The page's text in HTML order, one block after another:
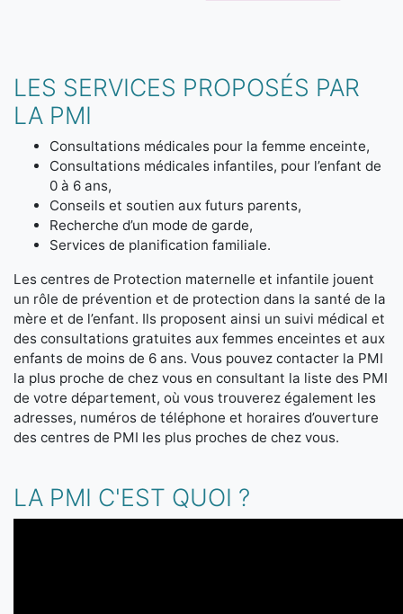
LES SERVICES PROPOSÉS PAR
LA PMI
Consultations médicales pour la femme enceinte,
Consultations médicales infantiles, pour l’enfant de
0 à 6 ans,
Conseils et soutien aux futurs parents,
Recherche d’un mode de garde,
Services de planification familiale.
Les centres de Protection maternelle et infantile jouent
un rôle de prévention et de protection dans la santé de la
mère et de l’enfant. Ils proposent ainsi un suivi médical et
des consultations gratuites aux femmes enceintes et aux
enfants de moins de 6 ans. Vous pouvez contacter la PMI
la plus proche de chez vous en consultant la liste des PMI
de votre département, où vous trouverez également les
adresses, numéros de téléphone et horaires d’ouverture
des centres de PMI les plus proches de chez vous.
LA PMI C'EST QUOI ?